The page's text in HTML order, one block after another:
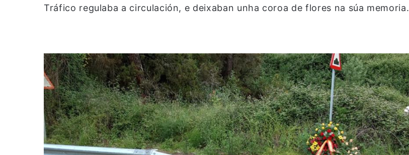
Tráfico regulaba a circulación, e deixaban unha coroa de flores na súa memoria.